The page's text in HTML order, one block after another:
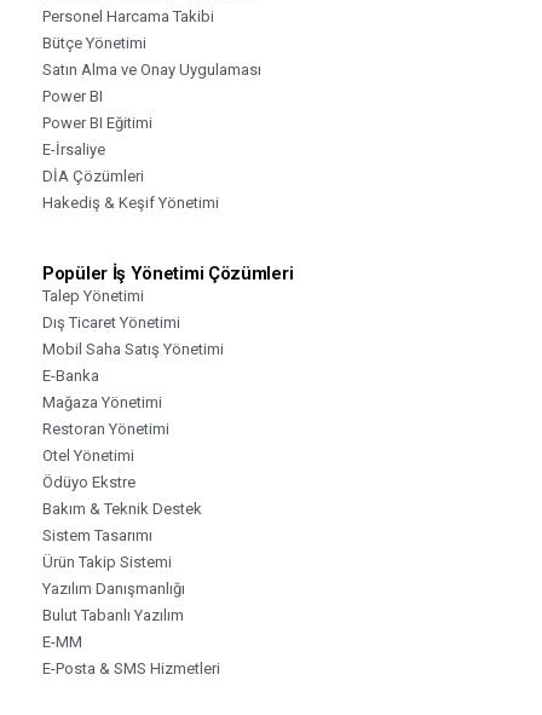
Personel Harcama Takibi
Bütçe Yönetimi
Satın Alma ve Onay Uygulaması
Power BI
Power BI Eğitimi
E-İrsaliye
DİA Çözümleri
Hakediş & Keşif Yönetimi
Popüler İş Yönetimi Çözümleri
Talep Yönetimi
Dış Ticaret Yönetimi
Mobil Saha Satış Yönetimi
E-Banka
Mağaza Yönetimi
Restoran Yönetimi
Otel Yönetimi
Ödüyo Ekstre
Bakım & Teknik Destek
Sistem Tasarımı
Ürün Takip Sistemi
Yazılım Danışmanlığı
Bulut Tabanlı Yazılım
E-MM
E-Posta & SMS Hizmetleri